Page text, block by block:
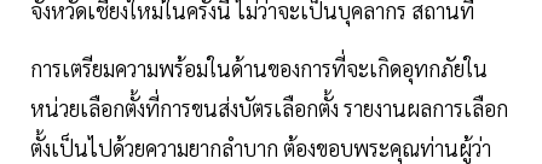
จังหวัดเชียงใหม่ในครั้งนี้ ไม่ว่าจะเป็นบุคลากร สถานที่
การเตรียมความพร้อมในด้านของการที่จะเกิดอุทกภัยใน
หน่วยเลือกตั้งที่การขนส่งบัตรเลือกตั้ง รายงานผลการเลือก
ตั้งเป็นไปด้วยความยากลำบาก ต้องขอบพระคุณท่านผู้ว่า